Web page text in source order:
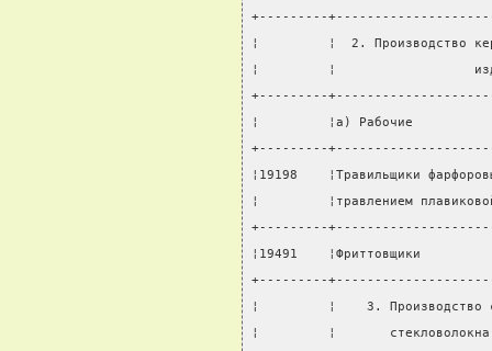
+---------
¦         ¦  2. Производство
¦         ¦
+---------
¦         ¦а) Рабочие
+---------
¦19198    ¦Травильщики
¦         ¦травлением
+---------
¦19491
+---------
¦         ¦    3. Производство
¦         ¦       стекловолокна,